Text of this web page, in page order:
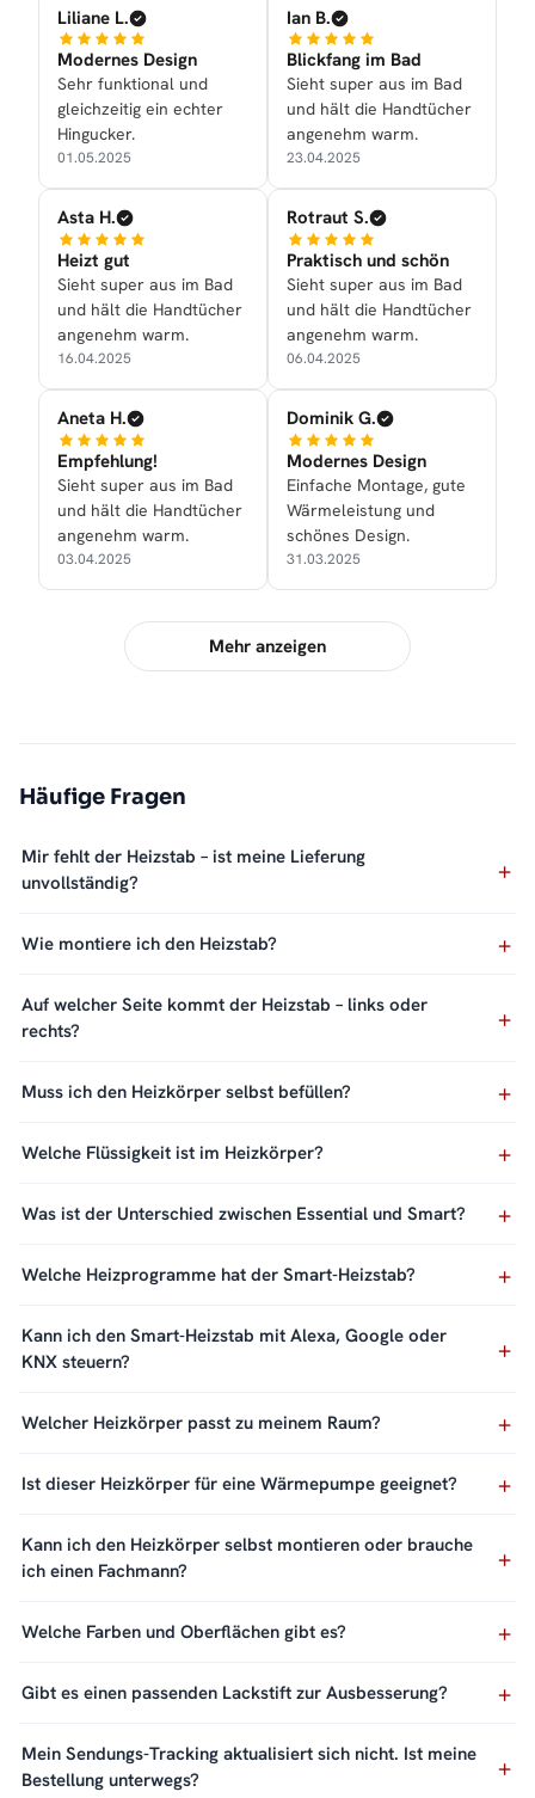
Liliane L.
Modernes Design
Sehr funktional und
gleichzeitig ein echter
Hingucker.
01.05.2025
Asta H.
Heizt gut
Sieht super aus im Bad
und hält die Handtücher
angenehm warm.
16.04.2025
Aneta H.
Empfehlung!
Sieht super aus im Bad
und hält die Handtücher
angenehm warm.
03.04.2025
Ian B.
Blickfang im Bad
Sieht super aus im Bad
und hält die Handtücher
angenehm warm.
23.04.2025
Rotraut S.
Praktisch und schön
Sieht super aus im Bad
und hält die Handtücher
angenehm warm.
06.04.2025
Dominik G.
Modernes Design
Einfache Montage, gute
Wärmeleistung und
schönes Design.
31.03.2025
Mehr anzeigen
Häufige Fragen
Mir fehlt der Heizstab – ist meine Lieferung
unvollständig?
Wie montiere ich den Heizstab?
Auf welcher Seite kommt der Heizstab – links oder
rechts?
Muss ich den Heizkörper selbst befüllen?
Welche Flüssigkeit ist im Heizkörper?
Was ist der Unterschied zwischen Essential und Smart?
Welche Heizprogramme hat der Smart-Heizstab?
Kann ich den Smart-Heizstab mit Alexa, Google oder
KNX steuern?
Welcher Heizkörper passt zu meinem Raum?
Ist dieser Heizkörper für eine Wärmepumpe geeignet?
Kann ich den Heizkörper selbst montieren oder brauche
ich einen Fachmann?
Welche Farben und Oberflächen gibt es?
Gibt es einen passenden Lackstift zur Ausbesserung?
Mein Sendungs-Tracking aktualisiert sich nicht. Ist meine
Bestellung unterwegs?